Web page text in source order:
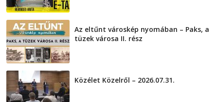
Az eltűnt városkép nyomában – Paks, a
tüzek városa II. rész
Közélet Közelről – 2026.07.31.